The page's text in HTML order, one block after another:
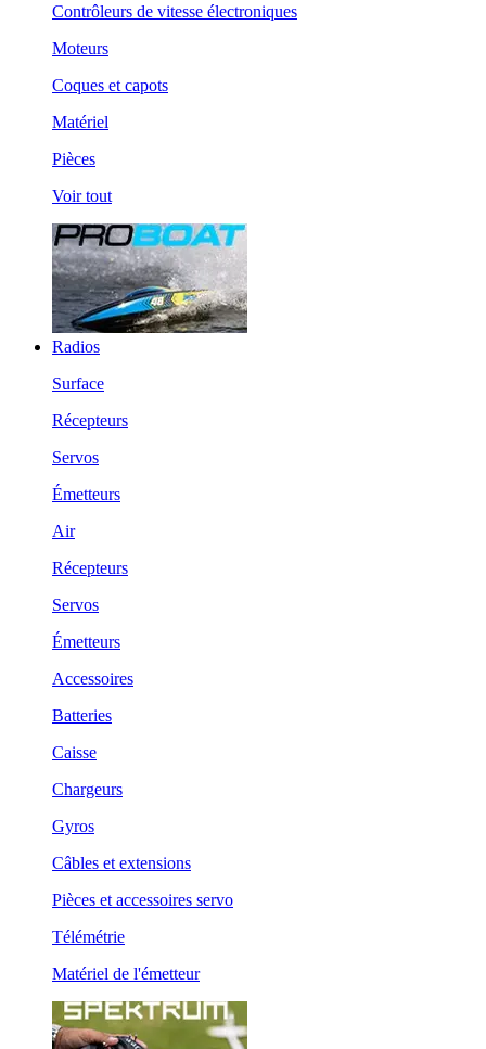
Contrôleurs de vitesse électroniques
Moteurs
Coques et capots
Matériel
Pièces
Voir tout
Radios
Surface
Récepteurs
Servos
Émetteurs
Air
Récepteurs
Servos
Émetteurs
Accessoires
Batteries
Caisse
Chargeurs
Gyros
Câbles et extensions
Pièces et accessoires servo
Télémétrie
Matériel de l'émetteur